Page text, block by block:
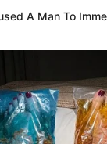
A Man To